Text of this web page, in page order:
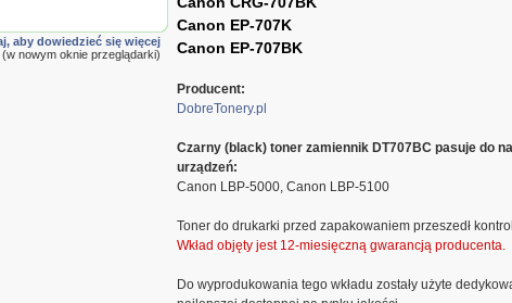
aby dowiedzieć się więcej
(w nowym oknie przeglądarki)
Canon EP-707K
Canon EP-707BK
Producent:
DobreTonery.pl
Czarny (black) toner zamiennik DT707BC pasuje do
urządzeń:
Canon LBP-5000, Canon LBP-5100
Toner do drukarki przed zapakowaniem przeszedł
Wkład objęty jest 12-miesięczną gwarancją producenta.
Do wyprodukowania tego wkładu zostały użyte